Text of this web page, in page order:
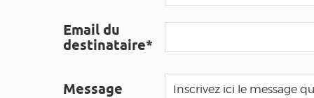
Email du
destinataire*
Message